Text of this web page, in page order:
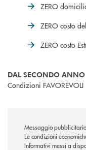
ZERO
ZERO costo
ZERO costo
DAL SECONDO ANNO
Condizioni FAVOREVOLI
Messaggio
Le condizioni
Informativi messi a